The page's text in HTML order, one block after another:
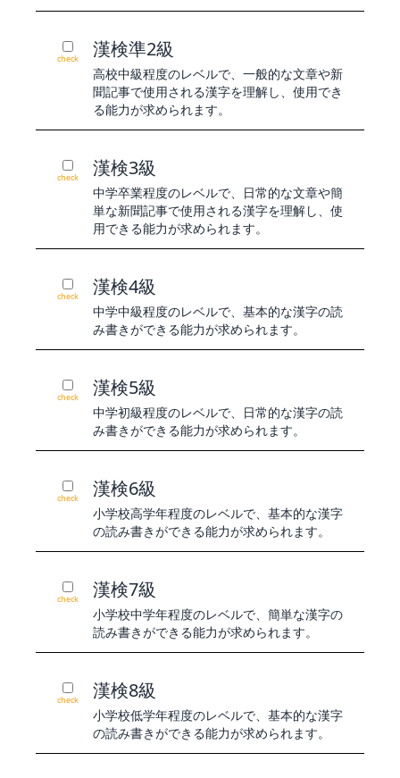
check 漢検準2級
高校中級程度のレベルで、一般的な文章や新
聞記事で使用される漢字を理解し、使用でき
る能力が求められます。
check 漢検3級
中学卒業程度のレベルで、日常的な文章や簡
単な新聞記事で使用される漢字を理解し、使
用できる能力が求められます。
check 漢検4級
中学中級程度のレベルで、基本的な漢字の読
み書きができる能力が求められます。
check 漢検5級
中学初級程度のレベルで、日常的な漢字の読
み書きができる能力が求められます。
check 漢検6級
小学校高学年程度のレベルで、基本的な漢字
の読み書きができる能力が求められます。
check 漢検7級
小学校中学年程度のレベルで、簡単な漢字の
読み書きができる能力が求められます。
check 漢検8級
小学校低学年程度のレベルで、基本的な漢字
の読み書きができる能力が求められます。